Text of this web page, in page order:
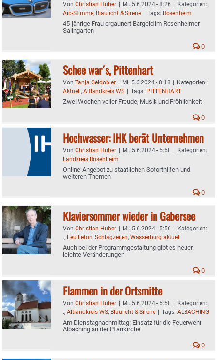
Von Christian Huber | Mi. 5.6.2024 - 8:26 | Kategorien:
Aib-Stimme, Blaulicht & Sirene | Tags: Rosenheim
45-jährige Frau ergaunert Bargeld im Rosenheimer
Salingarten
0
Schee war´s, Pittenhart
Von Tanja Geidobler | Mi. 5.6.2024 - 8:18 | Kategorien:
Aktuell, Altlandkreis WS | Tags: PITTENHART
Zwei Wochen voller Freude, Musik und Fröhlichkeit
0
Hochwasser: IHK berät Unternehmen
Von Christian Huber | Mi. 5.6.2024 - 5:58 | Kategorien:
Landkreis Rosenheim
Online-Angebot zu staatlichen Soforthilfen und
weiteren Themen
0
Klaviersommer wieder in Gabersee
Von Christian Huber | Mi. 5.6.2024 - 5:56 | Kategorien:
., Feuilleton, Schlagzeilen, Wasserburg aktuell
Auch bei der Programmgestaltung gibt es heuer
leichte Veränderungen
0
Flammen in der Ortsmitte
Von Christian Huber | Mi. 5.6.2024 - 5:50 | Kategorien:
., Altlandkreis WS, Blaulicht & Sirene | Tags: ALBACHING
Am Dienstagnachmittag: Einsatz für die Feuerwehr
Albaching an der Pfarrkirche
0